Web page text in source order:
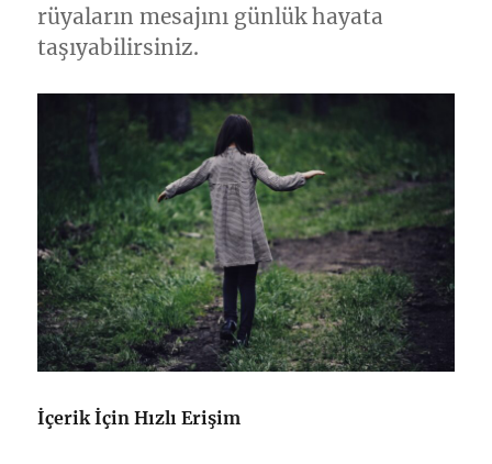
rüyaların mesajını günlük hayata
taşıyabilirsiniz.
İçerik İçin Hızlı Erişim